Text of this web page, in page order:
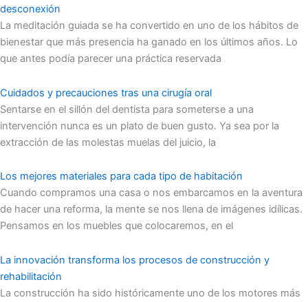
desconexión
La meditación guiada se ha convertido en uno de los hábitos de
bienestar que más presencia ha ganado en los últimos años. Lo
que antes podía parecer una práctica reservada
Cuidados y precauciones tras una cirugía oral
Sentarse en el sillón del dentista para someterse a una
intervención nunca es un plato de buen gusto. Ya sea por la
extracción de las molestas muelas del juicio, la
Los mejores materiales para cada tipo de habitación
Cuando compramos una casa o nos embarcamos en la aventura
de hacer una reforma, la mente se nos llena de imágenes idílicas.
Pensamos en los muebles que colocaremos, en el
La innovación transforma los procesos de construcción y
rehabilitación
La construcción ha sido históricamente uno de los motores más